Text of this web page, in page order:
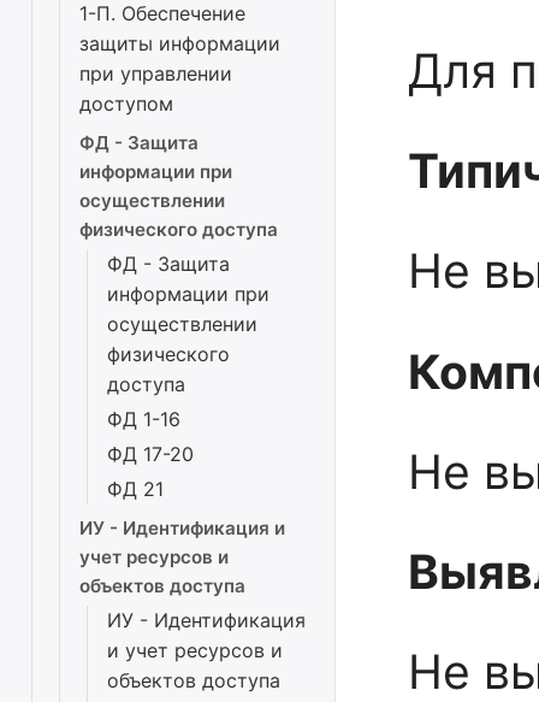
1-П. Обеспечение
защиты информации
при управлении
доступом
ФД - Защита
информации при
осуществлении
физического доступа
ФД - Защита
информации при
осуществлении
физического
доступа
ФД 1-16
ФД 17-20
ФД 21
ИУ - Идентификация и
учет ресурсов и
объектов доступа
ИУ - Идентификация
и учет ресурсов и
объектов доступа
Для
Не
Не
Не